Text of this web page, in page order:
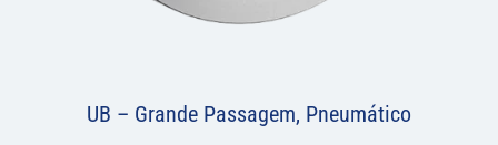
UB – Grande Passagem, Pneumático